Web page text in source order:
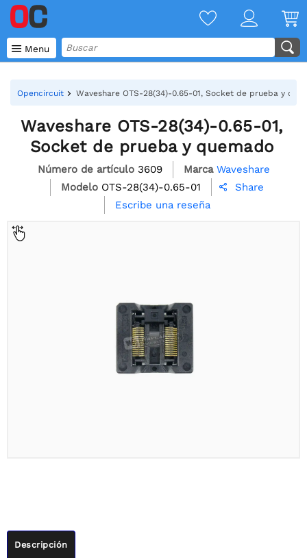
 Menu
Opencircuit Waveshare OTS-28(34)-0.65-01, Socket de prueba y
Waveshare OTS-28(34)-0.65-01,
Socket de prueba y quemado
Número de artículo 3609 Marca Waveshare
Modelo OTS-28(34)-0.65-01 
Share
Escribe una reseña
Descripción